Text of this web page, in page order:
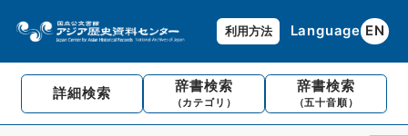
利用方法 Language EN
詳細検索 辞書検索
（カテゴリ）
辞書検索
（五十音順）